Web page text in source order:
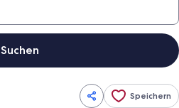
Suchen
Speichern